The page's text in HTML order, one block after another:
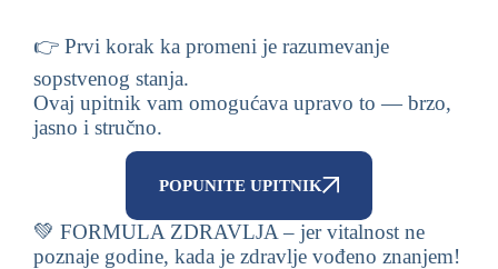
👉 Prvi korak ka promeni je razumevanje
sopstvenog stanja.
Ovaj upitnik vam omogućava upravo to — brzo,
jasno i stručno.
POPUNITE UPITNIK
💚 FORMULA ZDRAVLJA – jer vitalnost ne
poznaje godine, kada je zdravlje vođeno znanjem!